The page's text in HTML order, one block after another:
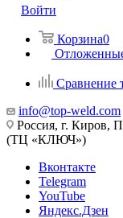
Войти
Корзина0
Сравнение
info@top-weld.com
Россия, г. Киров,
(ТЦ «КЛЮЧ»)
Вконтакте
Telegram
YouTube
Яндекс.Дзен